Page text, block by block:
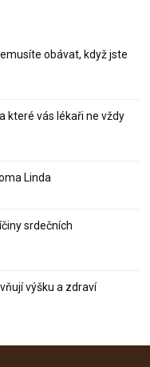
obávat, když jste
které vás lékaři ne vždy
Linda
srdečních
výšku a zdraví